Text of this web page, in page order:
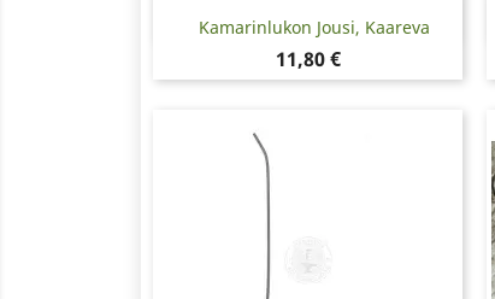
Kamarinlukon Jousi, Kaareva
Hinta
11,80 €
Pikakatselu